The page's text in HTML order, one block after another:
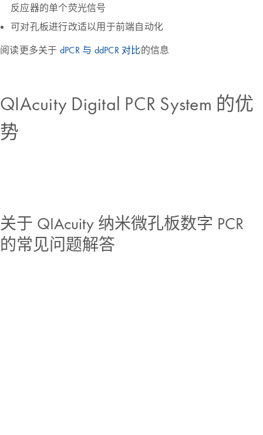
反应器的单个荧光信号
可对孔板进行改适以用于前端自动化
阅读更多关于 dPCR 与 ddPCR 对比的信息
QIAcuity Digital PCR System 的优
势
关于 QIAcuity 纳米微孔板数字 PCR
的常见问题解答